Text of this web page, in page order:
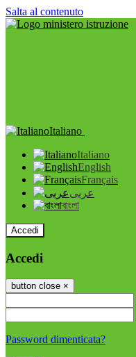
Salta al contenuto
Italiano
Italiano
English
Français
عربى
বাংলা
Accedi
Accedi
button close ×
Password dimenticata?